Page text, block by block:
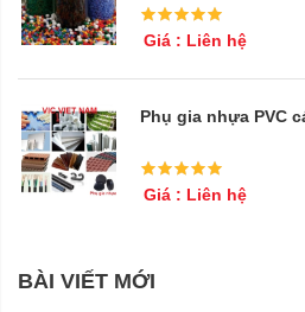
Giá : Liên hệ
Phụ gia nhựa PVC
Giá : Liên hệ
BÀI VIẾT MỚI